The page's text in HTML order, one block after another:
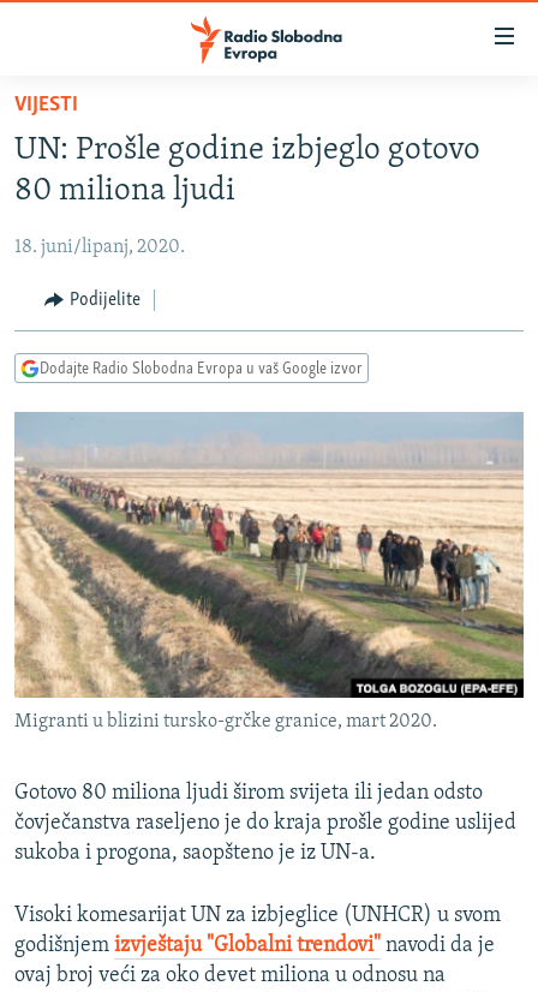
Pređite
glavni
sadržaj
na
navigaciju
Pređite
na
BOSNA I HERCEGOVINA
KOSOVO
CRNA GORA
VIDEO
INFOGRAFIKE
PODCASTI
KINA NA BALKANU
RSE PRIČE IZ SVIJETA
ISPRIČAJ MI
DNEVNO@RSE
SPECIJALI RSE
VIŠE OD NASLOVA
GENOCID U SREBRENICI
POPLAVE I KLIZIŠTA U BIH 2024.
TV LIBERTY
POST SCRIPTUM
MOJA EVROPA
TRI DECENIJE OD RATA U BIH
PRATITE NAS
Sve RFE/RL stranice
VIJESTI
UN: Prošle godine izbjeglo gotovo
80 miliona ljudi
18. juni/lipanj, 2020.
Podijelite
Dodajte Radio Slobodna Evropa u vaš Google izvor
Migranti u blizini tursko-grčke granice, mart 2020.
Gotovo 80 miliona ljudi širom svijeta ili jedan odsto
čovječanstva raseljeno je do kraja prošle godine uslijed
sukoba i progona, saopšteno je iz UN-a.
Visoki komesarijat UN za izbjeglice (UNHCR) u svom
godišnjem izvještaju "Globalni trendovi" navodi da je
ovaj broj veći za oko devet miliona u odnosu na